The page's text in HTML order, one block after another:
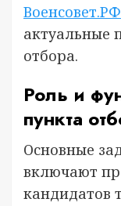
Военсовет.РФ
актуальные
отбора.
Роль и
пункта
Основные
включают
кандидатов